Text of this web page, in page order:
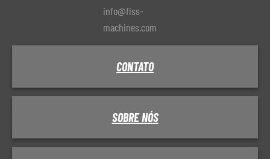
info@fiss-
machines.com
CONTATO
SOBRE NÓS